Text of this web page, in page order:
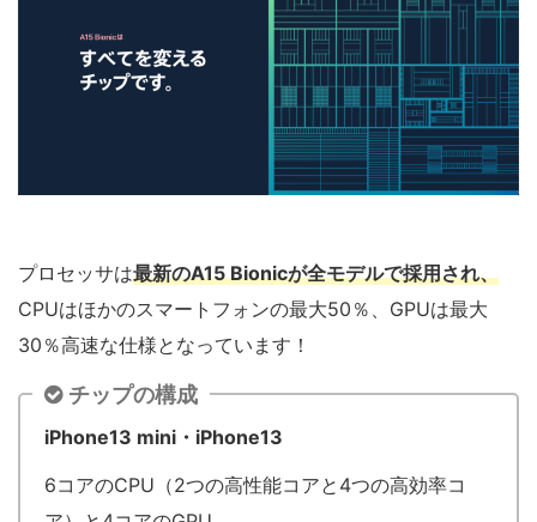
プロセッサは最新のA15 Bionicが全モデルで採用され、
CPUはほかのスマートフォンの最大50％、GPUは最大
30％高速な仕様となっています！
チップの構成
iPhone13 mini・iPhone13
6コアのCPU（2つの高性能コアと4つの高効率コ